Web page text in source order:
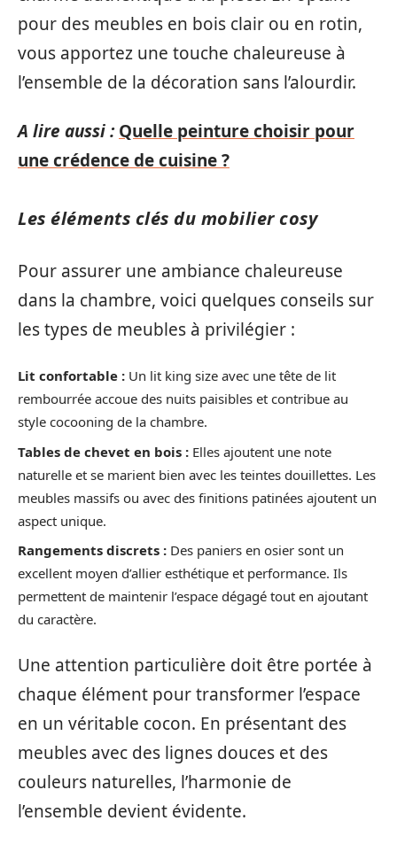
pour des meubles en bois clair ou en rotin,
vous apportez une touche chaleureuse à
l’ensemble de la décoration sans l’alourdir.
A lire aussi : Quelle peinture choisir pour
une crédence de cuisine ?
Les éléments clés du mobilier cosy
Pour assurer une ambiance chaleureuse
dans la chambre, voici quelques conseils sur
les types de meubles à privilégier :
Lit confortable : Un lit king size avec une tête de lit
rembourrée accoue des nuits paisibles et contribue au
style cocooning de la chambre.
Tables de chevet en bois : Elles ajoutent une note
naturelle et se marient bien avec les teintes douillettes. Les
meubles massifs ou avec des finitions patinées ajoutent un
aspect unique.
Rangements discrets : Des paniers en osier sont un
excellent moyen d’allier esthétique et performance. Ils
permettent de maintenir l’espace dégagé tout en ajoutant
du caractère.
Une attention particulière doit être portée à
chaque élément pour transformer l’espace
en un véritable cocon. En présentant des
meubles avec des lignes douces et des
couleurs naturelles, l’harmonie de
l’ensemble devient évidente.